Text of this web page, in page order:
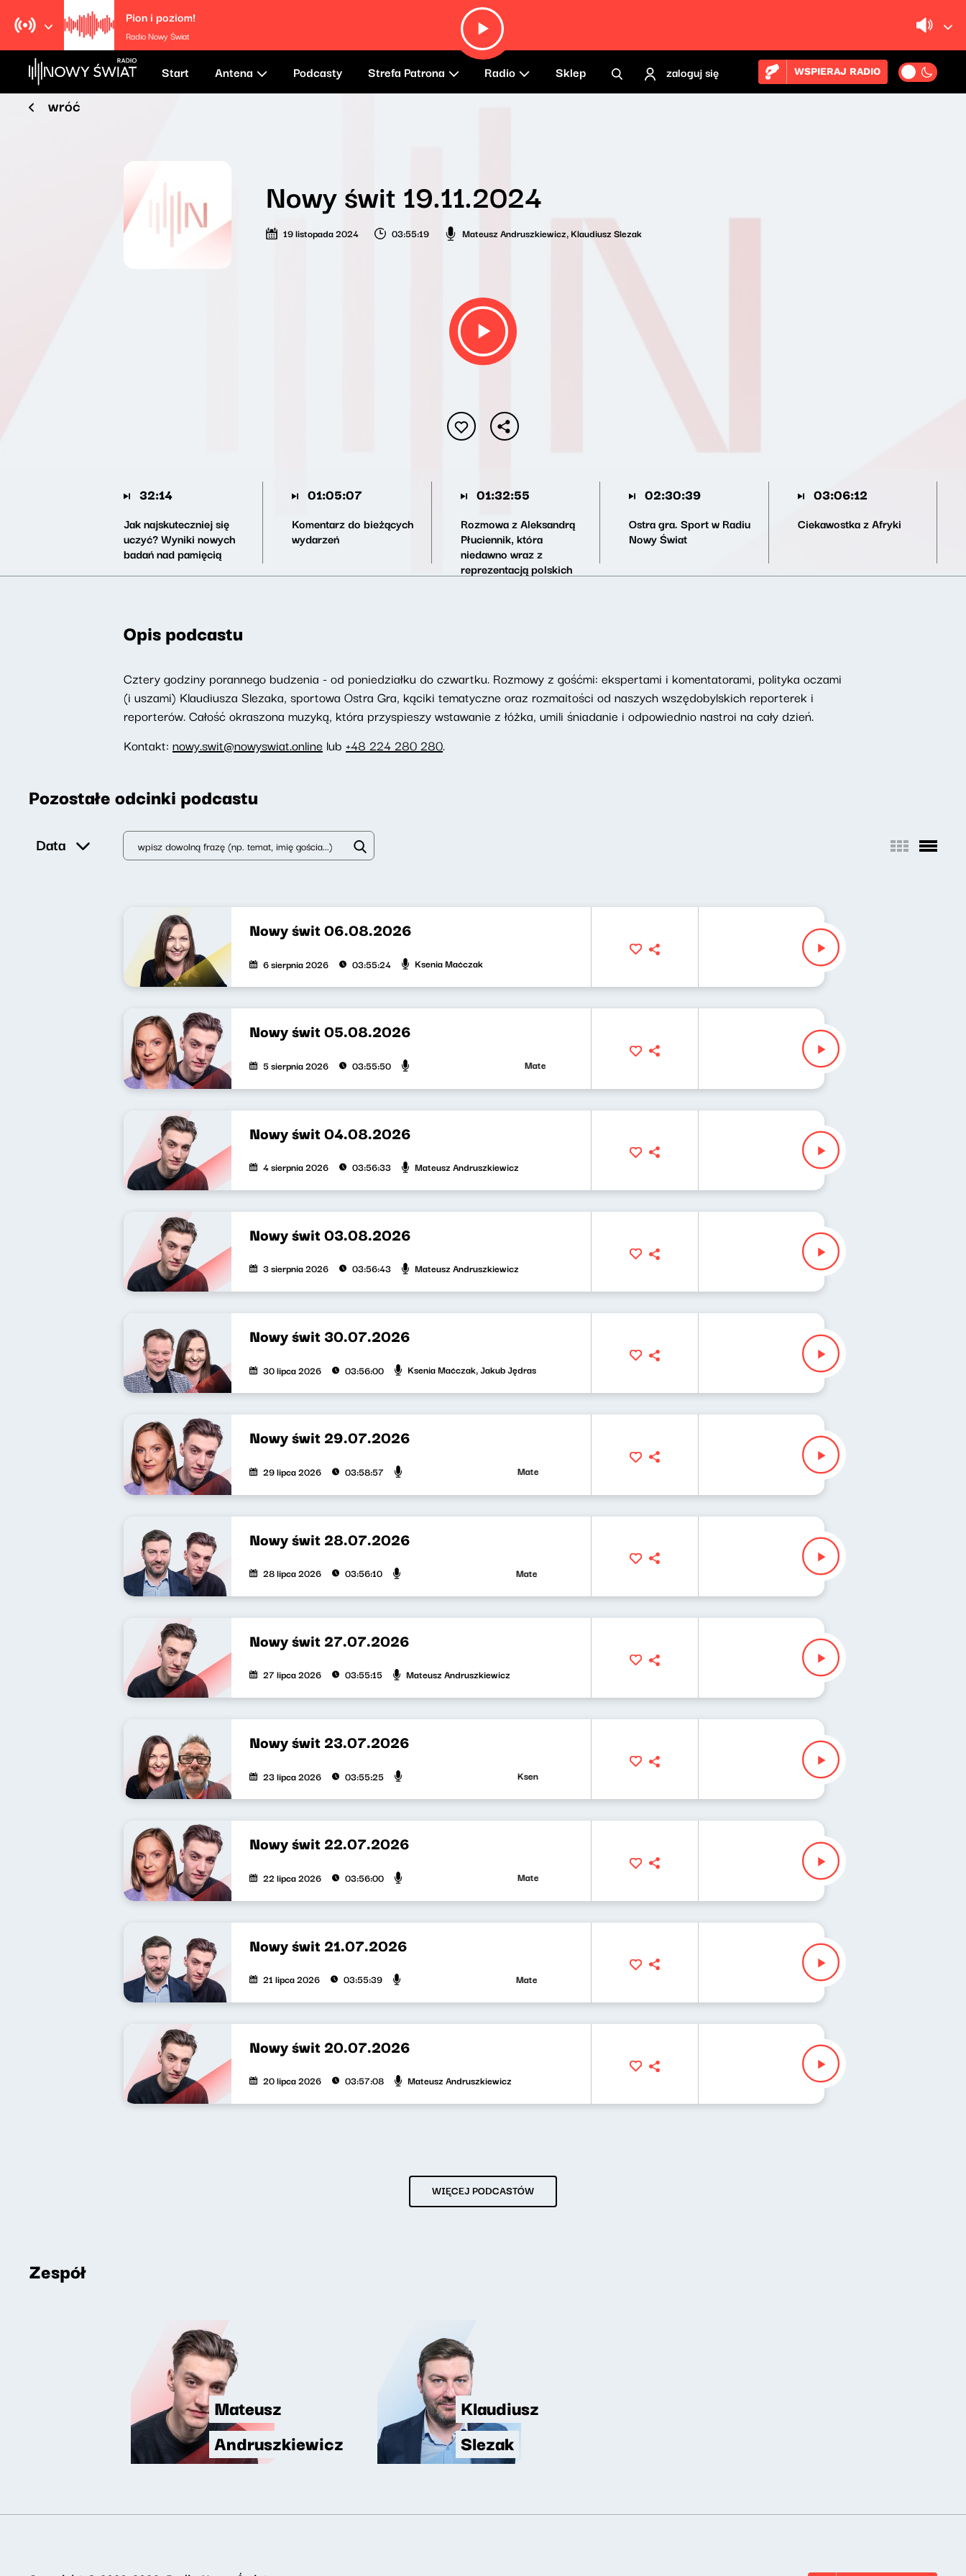
Pion i poziom!
Radio Nowy Świat
Start Antena Podcasty Strefa Patrona Radio Sklep zaloguj się WSPIERAJ RADIO
wróć
Nowy świt 19.11.2024
19 listopada 2024 03:55:19 Mateusz Andruszkiewicz, Klaudiusz Slezak
32:14
Jak najskuteczniej się
uczyć? Wyniki nowych
badań nad pamięcią
01:05:07
Komentarz do bieżących
wydarzeń
01:32:55
Rozmowa z Aleksandrą
Płuciennik, która
niedawno wraz z
reprezentacją polskich
02:30:39
Ostra gra. Sport w Radiu
Nowy Świat
03:06:12
Ciekawostka z Afryki
Opis podcastu
Cztery godziny porannego budzenia - od poniedziałku do czwartku. Rozmowy z gośćmi: ekspertami i komentatorami, polityka oczami
(i uszami) Klaudiusza Slezaka, sportowa Ostra Gra, kąciki tematyczne oraz rozmaitości od naszych wszędobylskich reporterek i
reporterów. Całość okraszona muzyką, która przyspieszy wstawanie z łóżka, umili śniadanie i odpowiednio nastroi na cały dzień.
Kontakt: nowy.swit@nowyswiat.online lub +48 224 280 280.
Pozostałe odcinki podcastu
Data
Nowy świt 06.08.2026
6 sierpnia 2026 03:55:24 Ksenia Maćczak
Nowy świt 05.08.2026
5 sierpnia 2026 03:55:50 Mateusz Andruszkiewicz, Zuzanna Iłenda
Nowy świt 04.08.2026
4 sierpnia 2026 03:56:33 Mateusz Andruszkiewicz
Nowy świt 03.08.2026
3 sierpnia 2026 03:56:43 Mateusz Andruszkiewicz
Nowy świt 30.07.2026
30 lipca 2026 03:56:00 Ksenia Maćczak, Jakub Jędras
Nowy świt 29.07.2026
29 lipca 2026 03:58:57 Mateusz Andruszkiewicz, Zuzanna Iłenda
Nowy świt 28.07.2026
28 lipca 2026 03:56:10 Mateusz Andruszkiewicz, Klaudiusz Slezak
Nowy świt 27.07.2026
27 lipca 2026 03:55:15 Mateusz Andruszkiewicz
Nowy świt 23.07.2026
23 lipca 2026 03:55:25 Ksenia Maćczak, Mirosław Oczkoś
Nowy świt 22.07.2026
22 lipca 2026 03:56:00 Mateusz Andruszkiewicz, Zuzanna Iłenda
Nowy świt 21.07.2026
21 lipca 2026 03:55:39 Mateusz Andruszkiewicz, Klaudiusz Slezak
Nowy świt 20.07.2026
20 lipca 2026 03:57:08 Mateusz Andruszkiewicz
WIĘCEJ PODCASTÓW
Zespół
Mateusz
Andruszkiewicz
Klaudiusz
Slezak